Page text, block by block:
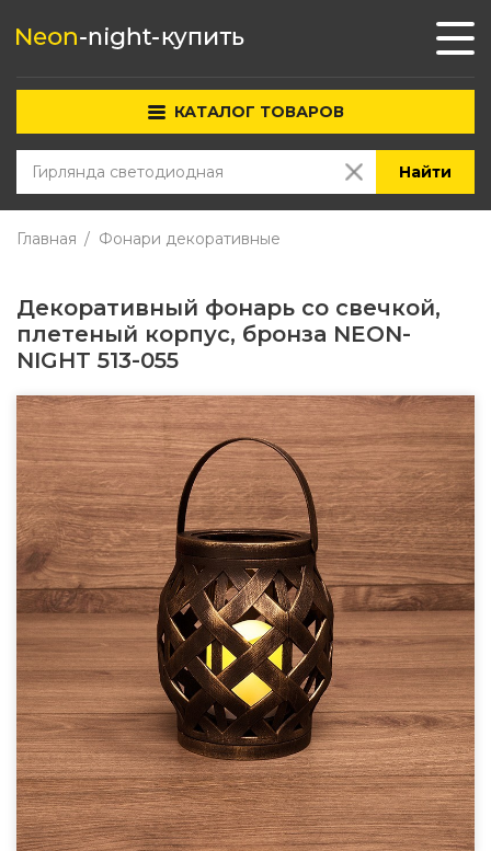
КАТАЛОГ ТОВАРОВ
Найти
Главная Фонари декоративные
Декоративный фонарь со свечкой,
плетеный корпус, бронза NEON-
NIGHT 513-055